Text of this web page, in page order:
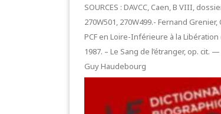
SOURCES : DAVCC, Caen, B VIII,
270W501, 270W499.- Fernand
PCF en Loire-Inférieure à la
1987. – Le Sang de l’étranger, op. cit. —
Guy Haudebourg